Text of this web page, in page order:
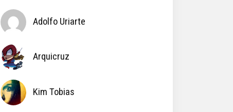
Adolfo Uriarte
Arquicruz
Kim Tobias